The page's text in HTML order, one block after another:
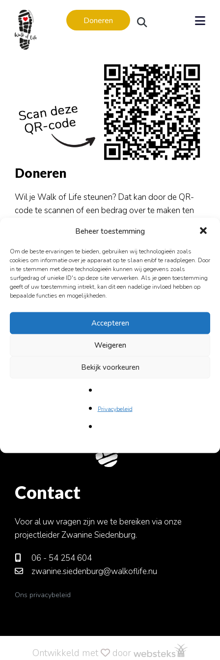
Beheer toestemming
Om de beste ervaringen te bieden, gebruiken wij technologieën zoals
cookies om informatie over je apparaat op te slaan en/of te raadplegen. Door
in te stemmen met deze technologieën kunnen wij gegevens zoals
surfgedrag of unieke ID's op deze site verwerken. Als je geen toestemming
geeft of uw toestemming intrekt, kan dit een nadelige invloed hebben op
bepaalde functies en mogelijkheden.
Accepteren
Weigeren
Bekijk voorkeuren
Privacybeleid
Levensverhalen
Levensverhalen
In memoriam
Amsterdam
Arnhem
Nijmegen
Rotterdam
Utrecht
Over ons
Nieuwe vrijwilligers
Aannamebeleid
Activiteiten
Nieuws
Doneren
Doneren
Doneren
Wil je Walk of Life steunen? Dat kan door de QR-
code te scannen of een bedrag over te maken ten
NL58INGB 0102 296049.
Door jouw gift kunnen er nog meer mensen hun
levensverhaal vertellen.
Walk of Lifeis door de Belastingdienst aangemerkt
als eenANBI (Algemeen Nut Beogende Instelling).
Contact
Voor al uw vragen zijn we te bereiken via onze
projectleider Zwanine Siedenburg.
06 - 54 254 604
zwanine.siedenburg@walkoflife.nu
Ons privacybeleid
Ontwikkeld met door